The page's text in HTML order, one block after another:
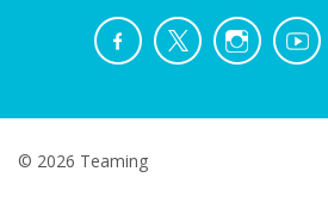
© 2026 Teaming